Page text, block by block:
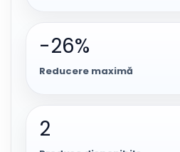
-26%
Reducere maximă
2